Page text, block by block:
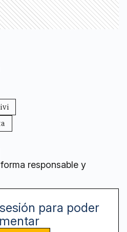
responsable y
para poder